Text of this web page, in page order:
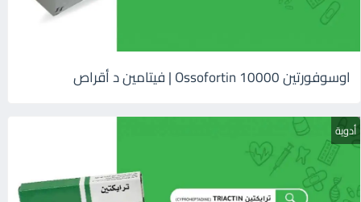
اوسوفورتين 10000 Ossofortin | فيتامين د أقراص
أدوية